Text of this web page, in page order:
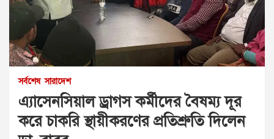
সর্বশেষ সারাদেশ
এ্যাসেনসিয়াল ড্রাগস কর্মীদের বৈষম্য দূর
করে চাকরি স্থায়ীকরণের প্রতিশ্রুতি দিলেন